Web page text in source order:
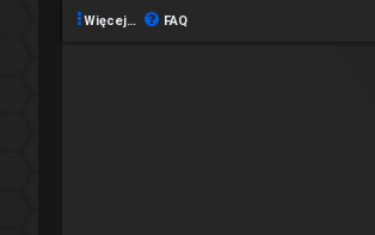
Więcej… FAQ